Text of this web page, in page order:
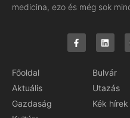
medicina, ezo és még sok
Főoldal
Aktuális
Gazdaság
Bulvár
Utazás
Kék hírek